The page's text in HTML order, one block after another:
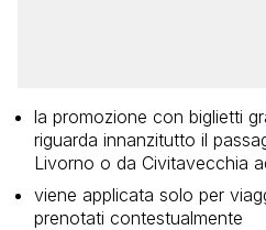
la promozione con biglietti
riguarda innanzitutto il
Livorno o da Civitavecchia
viene applicata solo per
prenotati contestualmente